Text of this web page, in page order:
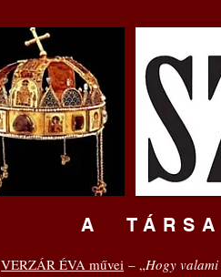
A
VERZÁR ÉVA művei – „Hogy